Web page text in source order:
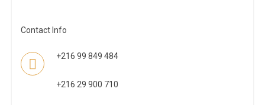
Contact Info
+216 99 849 484
+216 29 900 710